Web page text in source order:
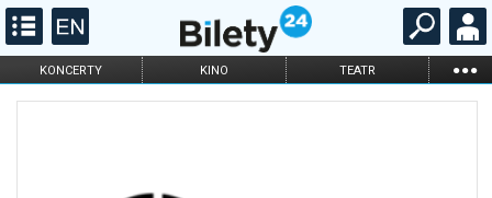
KONCERTY KINO TEATR ...
FILHARMONIA OPERA I BALET